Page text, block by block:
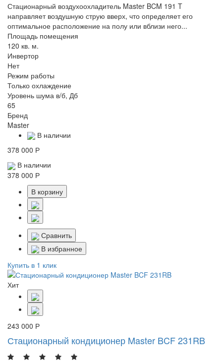
Стационарный воздухоохладитель Master BCM 191 T
направляет воздушную струю вверх, что определяет его
оптимальное расположение на полу или вблизи него...
Площадь помещения
120 кв. м.
Инвертор
Нет
Режим работы
Только охлаждение
Уровень шума в/б, Дб
65
Бренд
Master
В наличии
378 000 Р
В наличии
378 000 Р
В корзину
Сравнить
В избранное
Купить в 1 клик
Хит
243 000 Р
Стационарный кондиционер Master BCF 231RB